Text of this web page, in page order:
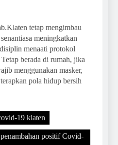
tetap mengimbau
meningkatkan
menaati protokol
berada di rumah, jika
menggunakan masker,
pola hidup bersih
19 klaten
positif Covid-